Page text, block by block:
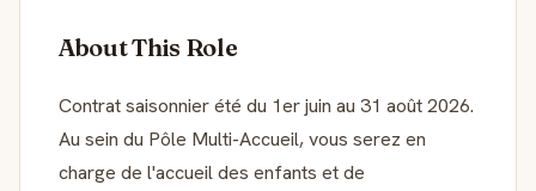
About This Role
Contrat saisonnier été du 1er juin au 31 août 2026.
Au sein du Pôle Multi-Accueil, vous serez en
charge de l'accueil des enfants et de